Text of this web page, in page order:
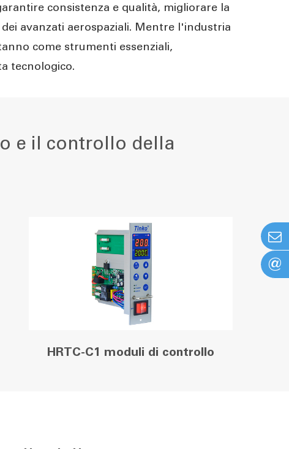
consistenza e qualità, migliorare la
avanzati aerospaziali. Mentre l'industria
come strumenti essenziali,
tecnologico.
e il controllo della
HRTC-C1 moduli di controllo
@